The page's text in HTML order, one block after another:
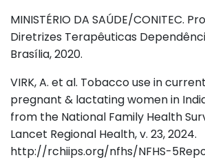
MINISTÉRIO DA SAÚDE/CONITEC.
Diretrizes Terapêuticas
Brasília, 2020.
VIRK, A. et al. Tobacco use in
pregnant & lactating women in
from the National Family Health
Lancet Regional Health, v. 23, 2024.
http://rchiips.org/nfhs/NFHS-